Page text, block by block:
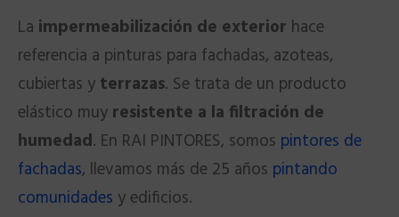
La impermeabilización de exterior hace
referencia a pinturas para fachadas, azoteas,
cubiertas y terrazas. Se trata de un producto
elástico muy resistente a la filtración de
humedad. En RAI PINTORES, somos pintores de
fachadas, llevamos más de 25 años pintando
comunidades y edificios.